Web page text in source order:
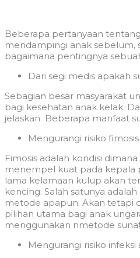
Beberapa pertanyaan
mendampingi anak sebelum,
bagaimana pentingnya
Dari segi medis apakah
Sebagian besar masyarakat
bagi kesehatan anak kelak.
jelaskan Beberapa manfaat
Mengurangi risiko fimosis
Fimosis adalah kondisi
menempel kuat pada kepala
lama kelamaan kulup akan
kencing. Salah satunya
metode apapun. Akan tetapi
pilihan utama bagi anak
menggunakan nmetode
Mengurangi risiko infeksi